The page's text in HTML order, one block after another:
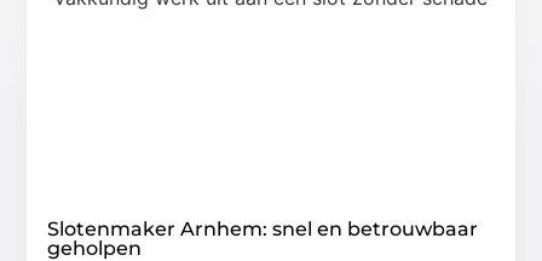
Slotenmaker Arnhem: snel en betrouwbaar
geholpen